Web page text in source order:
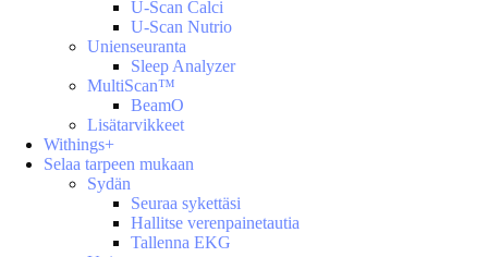
U-Scan Calci
U-Scan Nutrio
Unienseuranta
Sleep Analyzer
MultiScan™
BeamO
Lisätarvikkeet
Withings+
Selaa tarpeen mukaan
Sydän
Seuraa sykettäsi
Hallitse verenpainetautia
Tallenna EKG